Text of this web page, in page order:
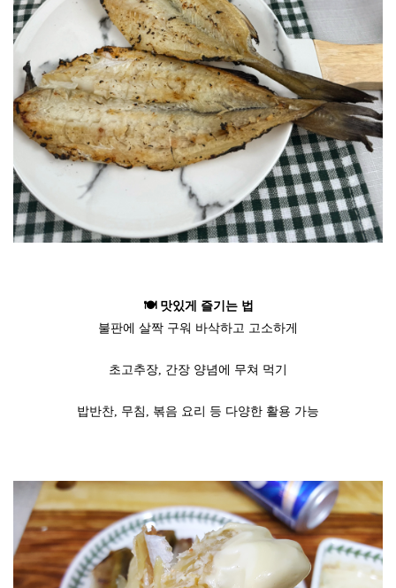
🍽️ 맛있게 즐기는 법
불판에 살짝 구워 바삭하고 고소하게
초고추장, 간장 양념에 무쳐 먹기
밥반찬, 무침, 볶음 요리 등 다양한 활용 가능